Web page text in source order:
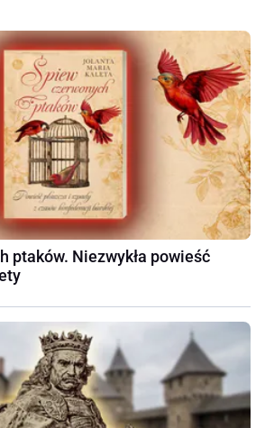
ptaków. Niezwykła powieść